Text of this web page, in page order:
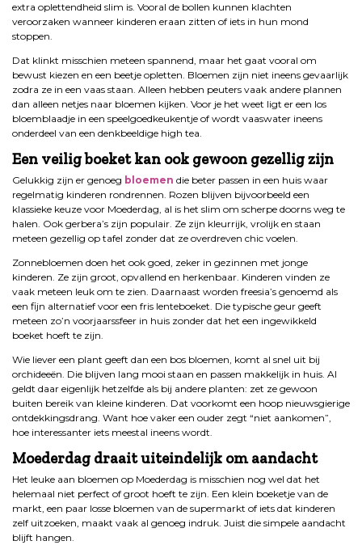
extra oplettendheid slim is. Vooral de bollen kunnen klachten
veroorzaken wanneer kinderen eraan zitten of iets in hun mond
stoppen.
Dat klinkt misschien meteen spannend, maar het gaat vooral om
bewust kiezen en een beetje opletten. Bloemen zijn niet ineens gevaarlijk
zodra ze in een vaas staan. Alleen hebben peuters vaak andere plannen
dan alleen netjes naar bloemen kijken. Voor je het weet ligt er een los
bloemblaadje in een speelgoedkeukentje of wordt vaaswater ineens
onderdeel van een denkbeeldige high tea.
Een veilig boeket kan ook gewoon gezellig zijn
Gelukkig zijn er genoeg bloemen die beter passen in een huis waar
regelmatig kinderen rondrennen. Rozen blijven bijvoorbeeld een
klassieke keuze voor Moederdag, al is het slim om scherpe doorns weg te
halen. Ook gerbera’s zijn populair. Ze zijn kleurrijk, vrolijk en staan
meteen gezellig op tafel zonder dat ze overdreven chic voelen.
Zonnebloemen doen het ook goed, zeker in gezinnen met jonge
kinderen. Ze zijn groot, opvallend en herkenbaar. Kinderen vinden ze
vaak meteen leuk om te zien. Daarnaast worden freesia’s genoemd als
een fijn alternatief voor een fris lenteboeket. Die typische geur geeft
meteen zo’n voorjaarssfeer in huis zonder dat het een ingewikkeld
boeket hoeft te zijn.
Wie liever een plant geeft dan een bos bloemen, komt al snel uit bij
orchideeën. Die blijven lang mooi staan en passen makkelijk in huis. Al
geldt daar eigenlijk hetzelfde als bij andere planten: zet ze gewoon
buiten bereik van kleine kinderen. Dat voorkomt een hoop nieuwsgierige
ontdekkingsdrang. Want hoe vaker een ouder zegt “niet aankomen”,
hoe interessanter iets meestal ineens wordt.
Moederdag draait uiteindelijk om aandacht
Het leuke aan bloemen op Moederdag is misschien nog wel dat het
helemaal niet perfect of groot hoeft te zijn. Een klein boeketje van de
markt, een paar losse bloemen van de supermarkt of iets dat kinderen
zelf uitzoeken, maakt vaak al genoeg indruk. Juist die simpele aandacht
blijft hangen.